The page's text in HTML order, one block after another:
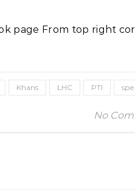
page From top right
Khans LHC PTI
No